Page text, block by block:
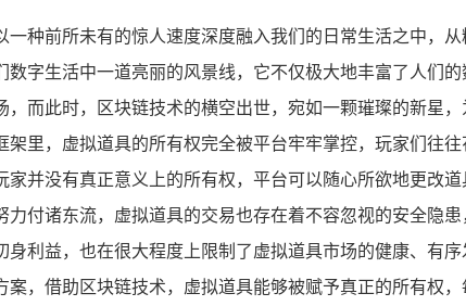
一种前所未有的惊人速度深度融入我们的日常生活之中，
字生活中一道亮丽的风景线，它不仅极大地丰富了人们
而此时，区块链技术的横空出世，宛如一颗璀璨的新星
架里，虚拟道具的所有权完全被平台牢牢掌控，玩家们往
并没有真正意义上的所有权，平台可以随心所欲地更改
付诸东流，虚拟道具的交易也存在着不容忽视的安全隐
利益，也在很大程度上限制了虚拟道具市场的健康、有
，借助区块链技术，虚拟道具能够被赋予真正的所有权